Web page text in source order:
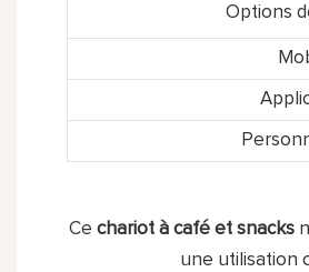
Options
Ce chariot à café et snacks
une utilisation